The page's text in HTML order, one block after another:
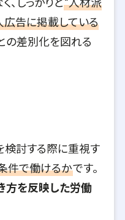
しっかりと”人材派
広告に掲載している
の差別化を図れる
討する際に重視す
件で働けるかです。
方を反映した労働